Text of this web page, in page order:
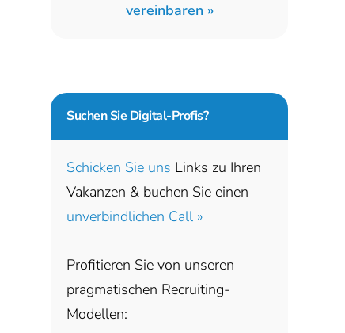
vereinbaren »
Suchen Sie Digital-Profis?
Schicken Sie uns Links zu Ihren
Vakanzen & buchen Sie einen
unverbindlichen Call »
Profitieren Sie von unseren
pragmatischen Recruiting-
Modellen: